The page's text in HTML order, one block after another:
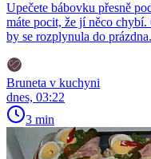
Upečete bábovku přesně
máte pocit, že jí něco
by se rozplynula do
Bruneta v kuchyni
dnes, 03:22
3 min